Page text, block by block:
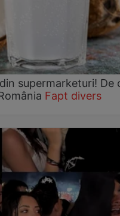
supermarketuri! De
Fapt divers